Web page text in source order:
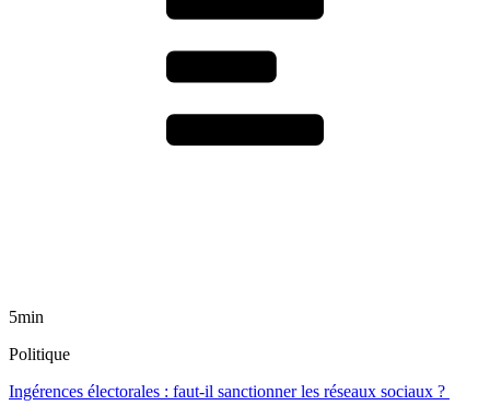
5min
Politique
Ingérences électorales : faut-il sanctionner les réseaux sociaux ?